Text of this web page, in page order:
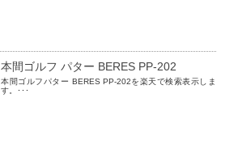
本間ゴルフ パター BERES PP-202
本間ゴルフパター BERES PP-202を楽天で検索表示しま
す。･･･